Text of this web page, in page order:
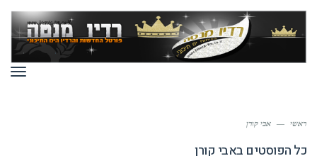
ראשי — אבי קורן
כל הפוסטים באבי קורן